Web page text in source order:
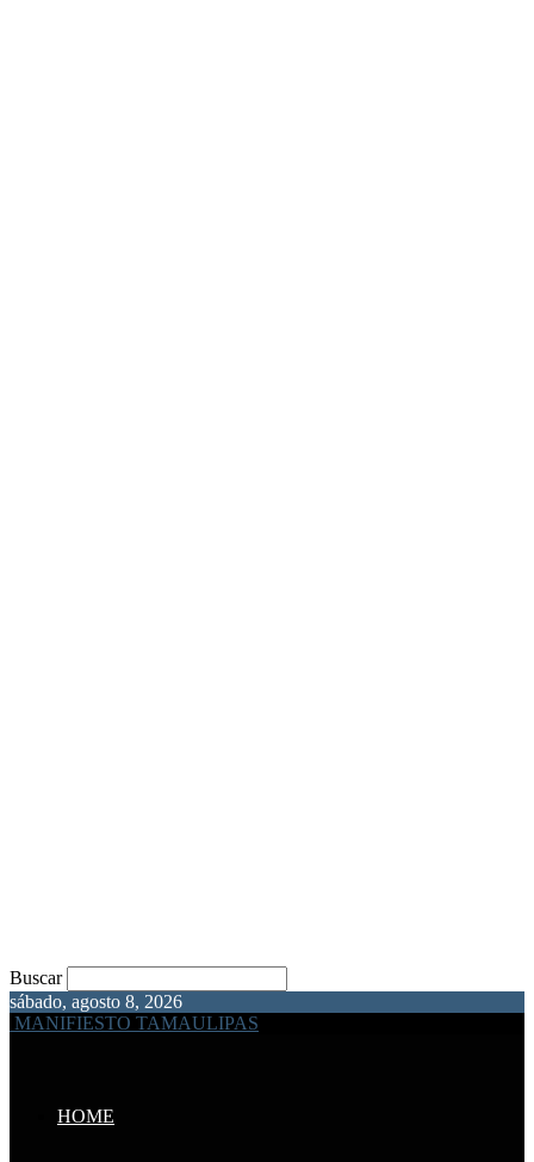
Buscar
sábado, agosto 8, 2026
MANIFIESTO TAMAULIPAS
HOME